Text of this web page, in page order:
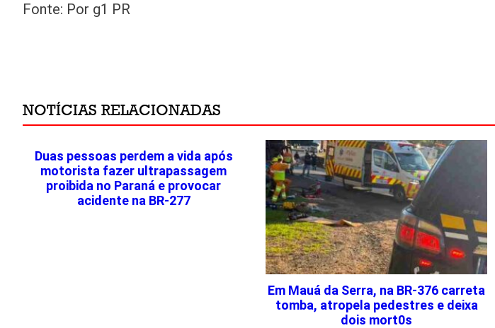
Fonte: Por g1 PR
NOTÍCIAS RELACIONADAS
Duas pessoas perdem a vida após
motorista fazer ultrapassagem
proibida no Paraná e provocar
acidente na BR-277
Em Mauá da Serra, na BR-376 carreta
tomba, atropela pedestres e deixa
dois mort0s